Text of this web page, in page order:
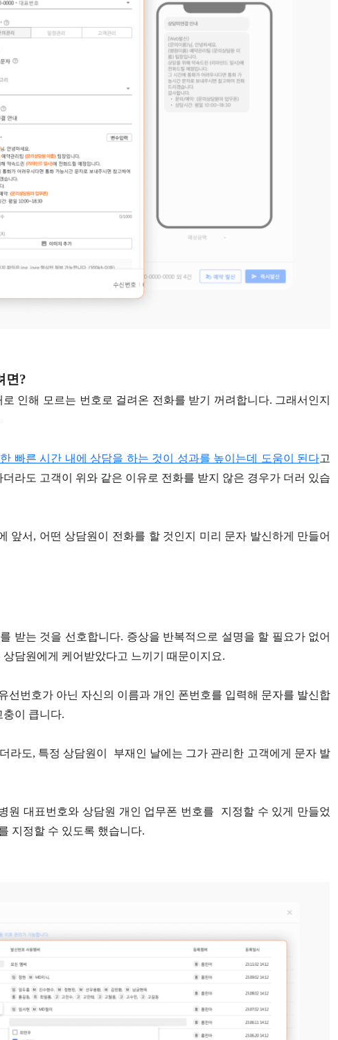
면?
인해 모르는 번호로 걸려온 전화를 받기 꺼려합니다. 그래서인지
빠른 시간 내에 상담을 하는 것이 성과를 높이는데 도움이 된다고
라도 고객이 위와 같은 이유로 전화를 받지 않은 경우가 더러 있습
앞서, 어떤 상담원이 전화를 할 것인지 미리 문자 발신하게 만들어
받는 것을 선호합니다. 증상을 반복적으로 설명을 할 필요가 없어
담원에게 케어받았다고 느끼기 때문이지요.
선번호가 아닌 자신의 이름과 개인 폰번호를 입력해 문자를 발신합
이 큽니다.
라도, 특정 상담원이 부재인 날에는 그가 관리한 고객에게 문자 발
원 대표번호와 상담원 개인 업무폰 번호를 지정할 수 있게 만들었
지정할 수 있도록 했습니다.